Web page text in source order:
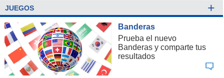
JUEGOS +
Banderas
Prueba el nuevo
Banderas y comparte tus
resultados